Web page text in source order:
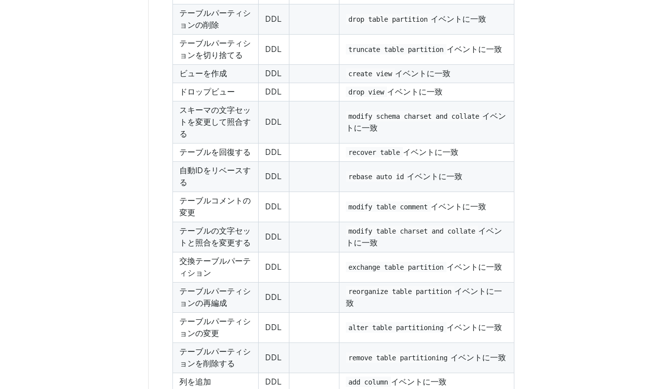
テーブルパーティシ
ョンの削除
DDL drop table partition イベントに一致
テーブルパーティシ
ョンを切り捨てる
DDL truncate table partition イベントに一致
ビューを作成 DDL create view イベントに一致
ドロップビュー
DDL drop view イベントに一致
スキーマの文字セッ
トを変更して照合す
る
DDL
modify schema charset and collate イベン
トに一致
テーブルを回復する DDL recover table イベントに一致
自動IDをリベースす
る
DDL rebase auto id イベントに一致
テーブルコメントの
変更
DDL modify table comment イベントに一致
テーブルの文字セッ
トと照合を変更する
DDL
modify table charset and collate イベン
トに一致
交換テーブルパーテ
ィション
DDL exchange table partition イベントに一致
テーブルパーティシ
ョンの再編成
DDL
reorganize table partition イベントに一
致
テーブルパーティシ
ョンの変更
DDL alter table partitioning イベントに一致
テーブルパーティシ
ョンを削除する
DDL remove table partitioning イベントに一致
列を追加 DDL add column イベントに一致